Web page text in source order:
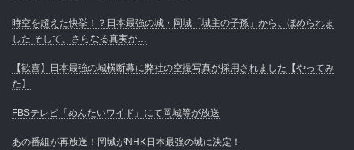
時空を超えた快挙！？日本最強の城・岡城「城主の子孫」から、ほめられま
した そして、さらなる真実が…
【歓喜】日本最強の城横断幕に弊社の空撮写真が採用されました【やってみ
た】
FBSテレビ「めんたいワイド」にて岡城等が放送
あの番組が再放送！岡城がNHK日本最強の城に決定！